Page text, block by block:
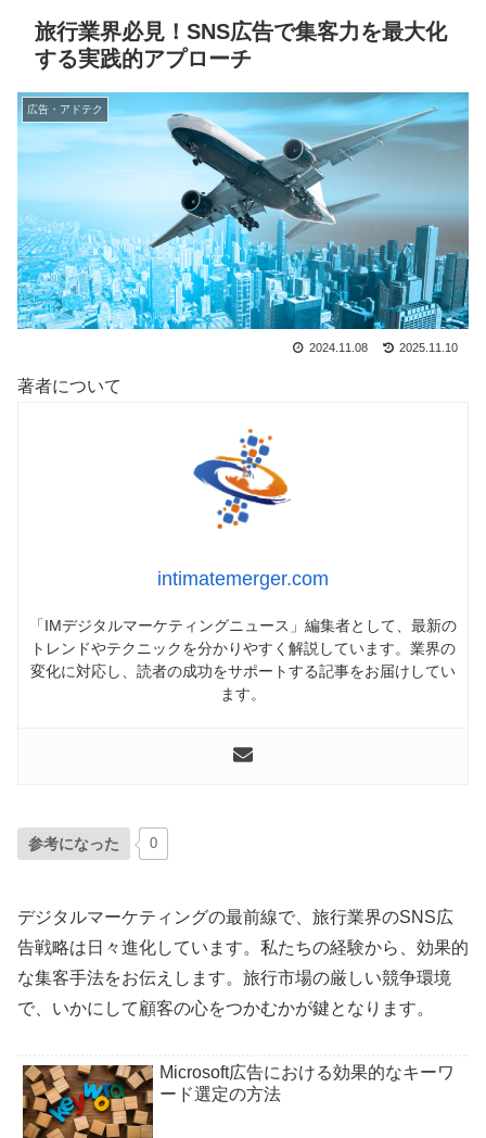
旅行業界必見！SNS広告で集客力を最大化
する実践的アプローチ
広告・アドテク
2024.11.08 2025.11.10
著者について
intimatemerger.com
「IMデジタルマーケティングニュース」編集者として、最新の
トレンドやテクニックを分かりやすく解説しています。業界の
変化に対応し、読者の成功をサポートする記事をお届けしてい
ます。
参考になった 0
デジタルマーケティングの最前線で、旅行業界のSNS広
告戦略は日々進化しています。私たちの経験から、効果的
な集客手法をお伝えします。旅行市場の厳しい競争環境
で、いかにして顧客の心をつかむかが鍵となります。
Microsoft広告における効果的なキーワ
ード選定の方法